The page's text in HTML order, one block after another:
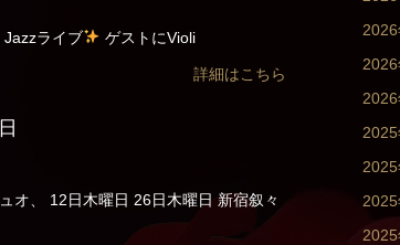
ライブ ゲストにVioli
詳細はこちら
オ、 12日木曜日 26日木曜日 新宿叙々
2026
2026
2026
2025
2025
2025
2025